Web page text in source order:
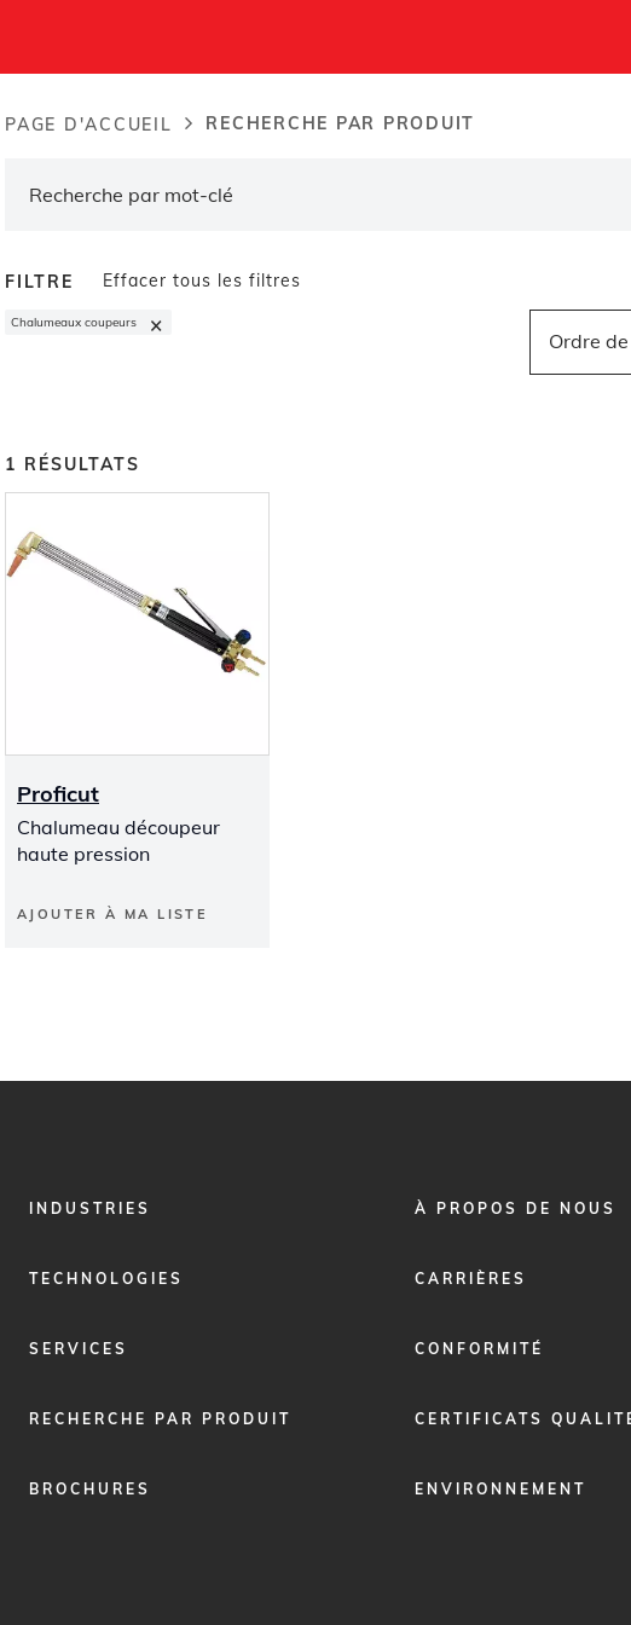
PAGE D'ACCUEIL RECHERCHE PAR PRODUIT
FILTRE Effacer tous les filtres
Chalumeaux coupeurs ×
Ordre
1 RÉSULTATS
Proficut
Chalumeau découpeur
haute pression
AJOUTER À MA LISTE
FOOTERINDUSTRIES
TECHNOLOGIES
SERVICES
RECHERCHE PAR PRODUIT
BROCHURES
FOOTER
À PROPOS DE NOUS
CARRIÈRES
CONFORMITÉ
CERTIFICATS
ENVIRONNEMENT